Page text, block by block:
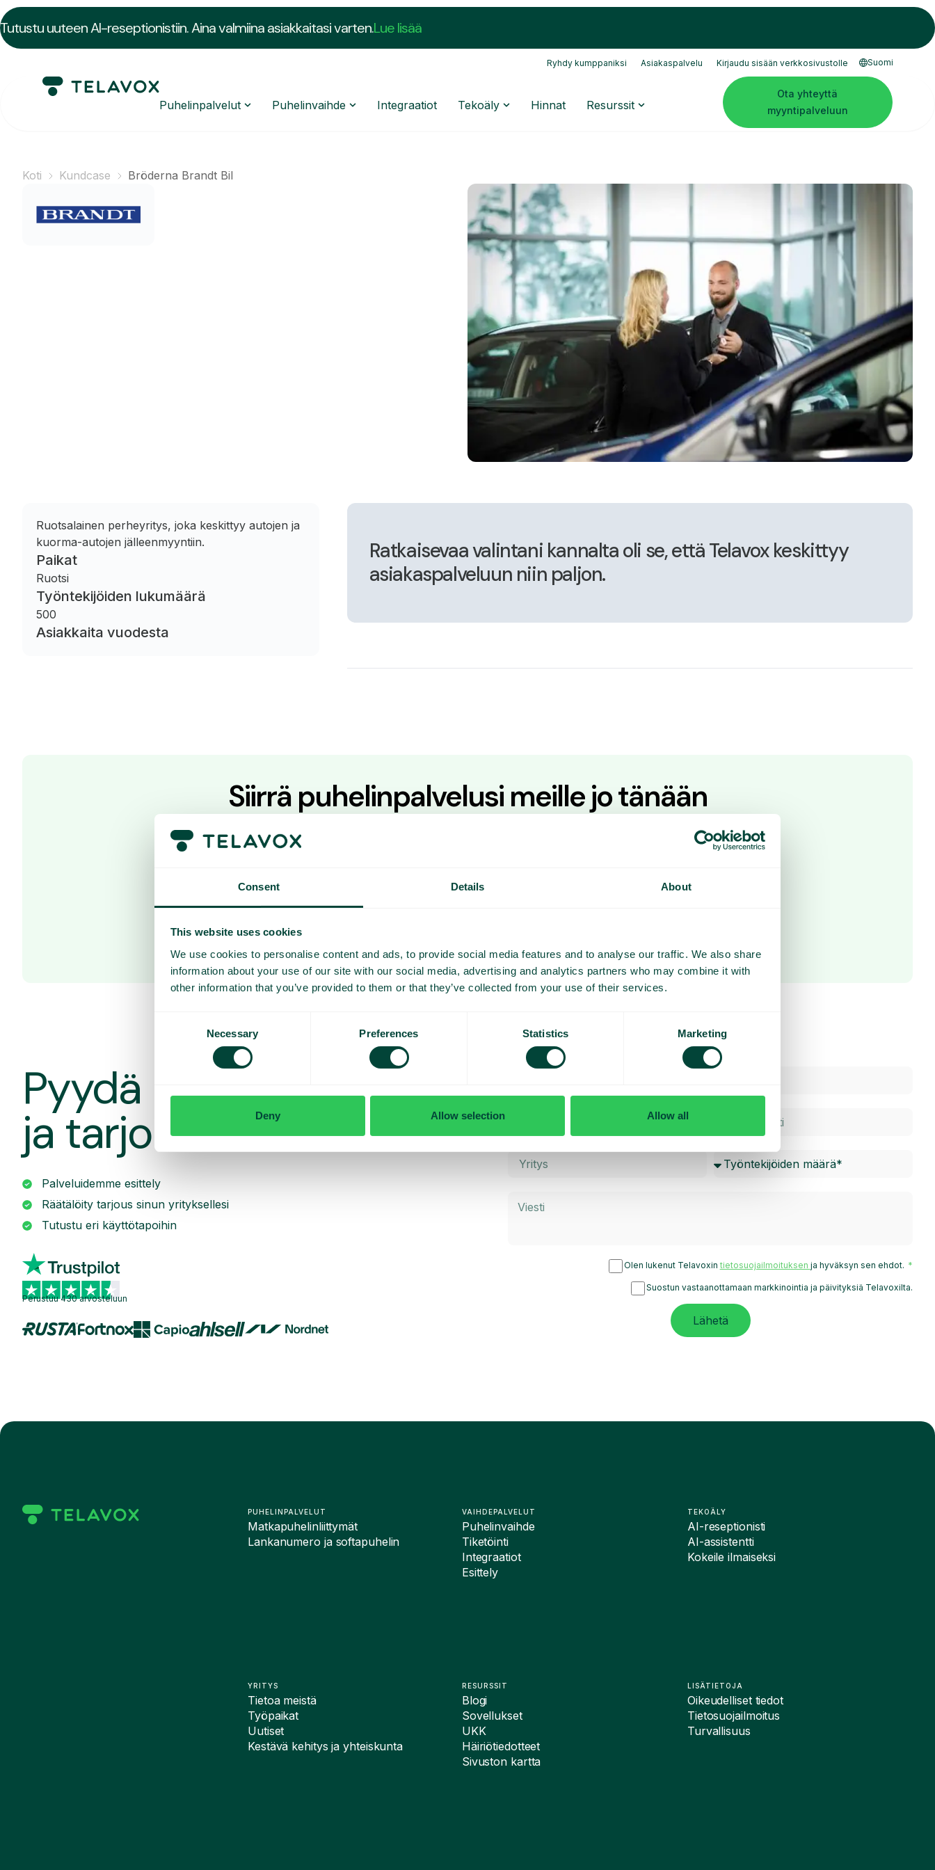
Consent Details About
This website uses cookies
We use cookies to personalise content and ads, to provide social media features and to analyse our traffic. We also share
information about your use of our site with our social media, advertising and analytics partners who may combine it with
other information that you’ve provided to them or that they’ve collected from your use of their services.
Necessary Preferences Statistics Marketing
Deny Allow selection Allow all
Tutustu uuteen AI-reseptionistiin. Aina valmiina asiakkaitasi varten.Lue lisää
Ryhdy kumppaniksi Asiakaspalvelu Kirjaudu sisään verkkosivustolle Suomi
Puhelinpalvelut Puhelinvaihde Integraatiot Tekoäly Hinnat Resurssit
Ota yhteyttä
myyntipalveluun
Koti Kundcase Bröderna Brandt Bil
Ruotsalainen perheyritys, joka keskittyy autojen ja
kuorma-autojen jälleenmyyntiin.
Paikat
Ruotsi
Työntekijöiden lukumäärä
500
Asiakkaita vuodesta
Ratkaisevaa valintani kannalta oli se, että Telavox keskittyy
asiakaspalveluun niin paljon.
Siirrä puhelinpalvelusi meille jo tänään
Pyydä räätälöity esittely
ja tarjous
Palveluidemme esittely
Räätälöity tarjous sinun yrityksellesi
Tutustu eri käyttötapoihin
Perustuu 430 arvosteluun
Olen lukenut Telavoxin tietosuojailmoituksen ja hyväksyn sen ehdot.
Suostun vastaanottamaan markkinointia ja päivityksiä Telavoxilta.
Lähetä
PUHELINPALVELUT
Matkapuhelinliittymät
Lankanumero ja softapuhelin
YRITYS
Tietoa meistä
Työpaikat
Uutiset
Kestävä kehitys ja yhteiskunta
VAIHDEPALVELUT
Puhelinvaihde
Tiketöinti
Integraatiot
Esittely
RESURSSIT
Blogi
Sovellukset
UKK
Häiriötiedotteet
Sivuston kartta
TEKOÄLY
AI-reseptionisti
AI-assistentti
Kokeile ilmaiseksi
LISÄTIETOJA
Oikeudelliset tiedot
Tietosuojailmoitus
Turvallisuus